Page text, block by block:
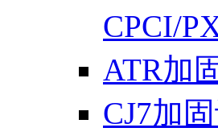
CPCI/
ATR加
CJ7加